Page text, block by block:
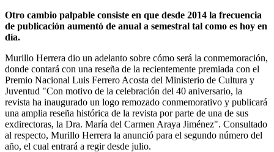
Otro cambio palpable consiste en que desde 2014 la frecuencia
de publicación aumentó de anual a semestral tal como es hoy en
día.
Murillo Herrera dio un adelanto sobre cómo será la conmemoración,
donde contará con una reseña de la recientemente premiada con el
Premio Nacional Luis Ferrero Acosta del Ministerio de Cultura y
Juventud "Con motivo de la celebración del 40 aniversario, la
revista ha inaugurado un logo remozado conmemorativo y publicará
una amplia reseña histórica de la revista por parte de una de sus
exdirectoras, la Dra. María del Carmen Araya Jiménez". Consultado
al respecto, Murillo Herrera la anunció para el segundo número del
año, el cual entrará a regir desde julio.